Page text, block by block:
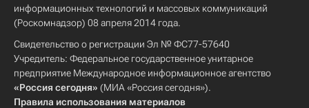
информационных технологий и массовых коммуникаций
(Роскомнадзор) 08 апреля 2014 года.
Свидетельство о регистрации Эл № ФС77-57640
Учредитель: Федеральное государственное унитарное
предприятие Международное информационное агентство
«Россия сегодня» (МИА «Россия сегодня»).
Правила использования материалов